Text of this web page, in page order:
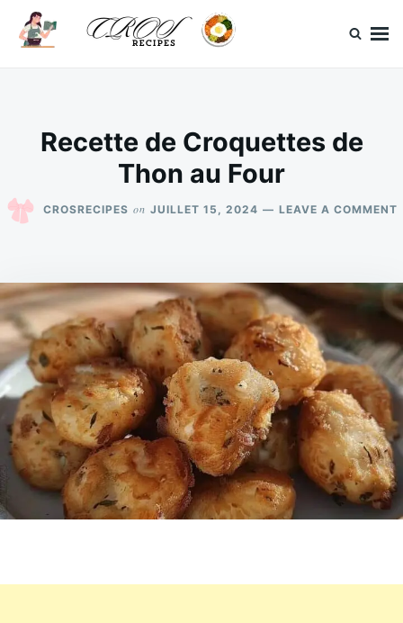
SkipSearch
for:
Recette de Croquettes de
Thon au Four
CROSRECIPES on JUILLET 15, 2024 LEAVE A COMMENT